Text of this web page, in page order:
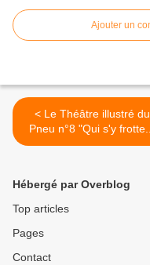
Ajouter un
< Le Théâtre illustré du
Pneu n°8 "Qui s'y frotte...
Hébergé par Overblog
Top articles
Pages
Contact